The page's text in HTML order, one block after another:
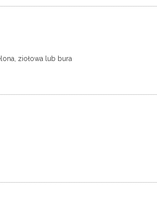
ziołowa lub bura